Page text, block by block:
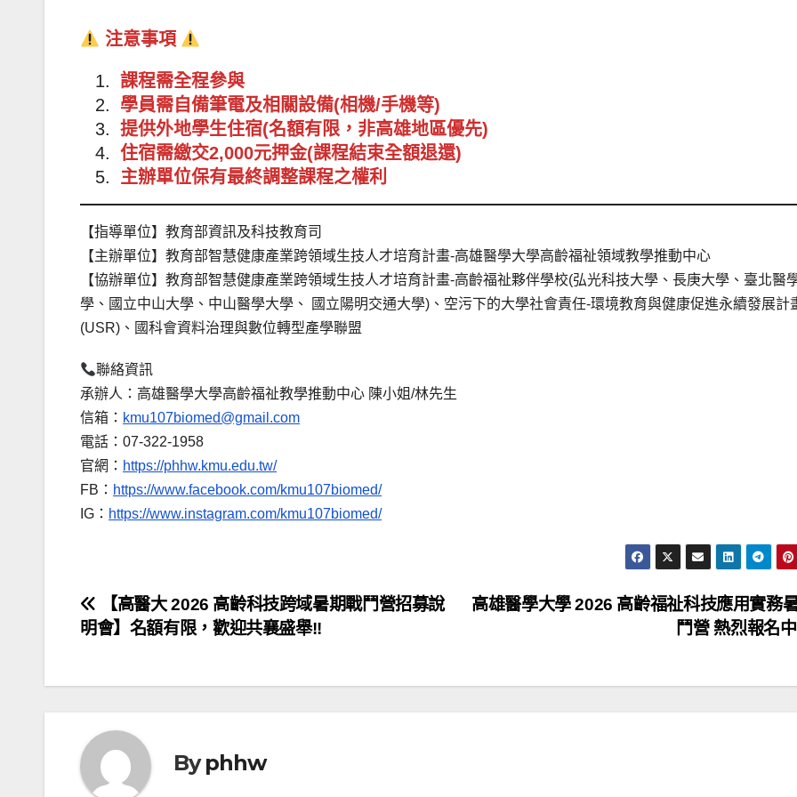
注意事項
課程需全程參與
學員需自備筆電及相關設備(相機/手機等)
提供外地學生住宿(名額有限，非高雄地區優先)
住宿需繳交2,000元押金(課程結束全額退還)
主辦單位保有最終調整課程之權利
【指導單位】教育部資訊及科技教育司
【主辦單位】教育部智慧健康產業跨領域生技人才培育計畫-高雄醫學大學高齡福祉領域教學推動中心
【協辦單位】教育部智慧健康產業跨領域生技人才培育計畫-高齡福祉夥伴學校(弘光科技大學、長庚大學、臺北醫
學、國立中山大學、中山醫學大學、 國立陽明交通大學)、空污下的大學社會責任-環境教育與健康促進永續發展計
(USR)、國科會資料治理與數位轉型產學聯盟
聯絡資訊
承辦人：高雄醫學大學高齡福祉教學推動中心 陳小姐/林先生
信箱： kmu107biomed@gmail.com
電話：07-322-1958
官網： https://phhw.kmu.edu.tw/
FB： https://www.facebook.com/kmu107biomed/
IG： https://www.instagram.com/kmu107biomed/
文
章
導
高雄醫學大學 2026 高齡福祉科技應用實務
鬥營 熱烈報名
【高醫大 2026 高齡科技跨域暑期戰鬥營招募說
明會】名額有限，歡迎共襄盛舉!!
Byphhw